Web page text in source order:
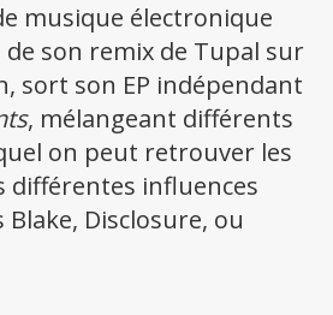
musique électronique
de son remix de Tupal sur
sort son EP indépendant
, mélangeant différents
on peut retrouver les
différentes influences
Blake, Disclosure, ou